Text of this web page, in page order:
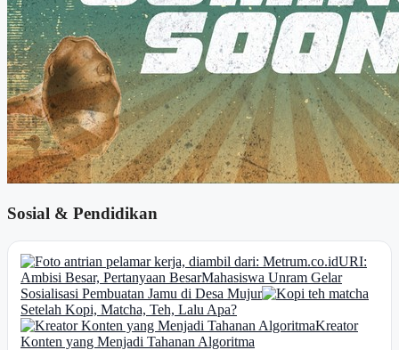
Sosial & Pendidikan
URI:
Ambisi Besar, Pertanyaan BesarMahasiswa Unram Gelar
Sosialisasi Pembuatan Jamu di Desa Mujur
Setelah Kopi, Matcha, Teh, Lalu Apa?
Kreator
Konten yang Menjadi Tahanan Algoritma